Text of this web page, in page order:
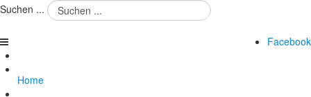
Suchen ...
Facebook
Home